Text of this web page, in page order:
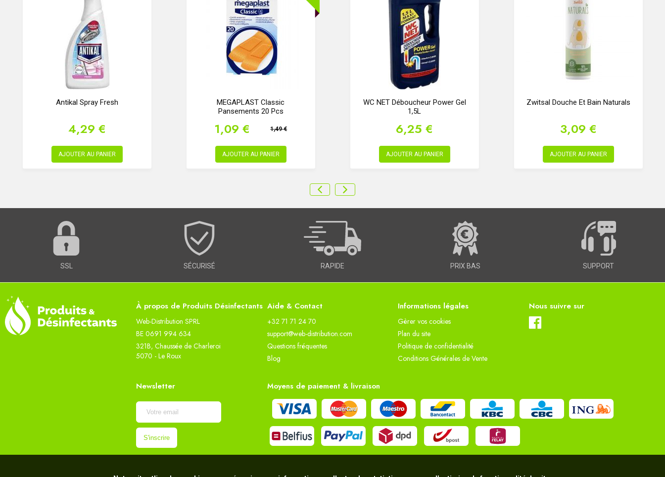
Antikal Spray Fresh
4,29 €
AJOUTER AU PANIER
MEGAPLAST Classic
Pansements 20 Pcs
1,09 € 1,49 €
AJOUTER AU PANIER
WC NET Déboucheur Power Gel
1,5L
6,25 €
AJOUTER AU PANIER
Zwitsal Douche Et Bain Naturals
3,09 €
AJOUTER AU PANIER
SSL SÉCURISÉ RAPIDE PRIX BAS SUPPORT
À propos de Produits Désinfectants
Web-Distribution SPRL
BE 0691 994 634
321B, Chaussée de Charleroi
5070 - Le Roux
Aide & Contact
+32 71 71 24 70
support@web-distribution.com
Questions fréquentes
Blog
Informations légales
Gèrer vos cookies
Plan du site
Politique de confidentialité
Conditions Générales de Vente
Nous suivre sur
Newsletter Moyens de paiement & livraison